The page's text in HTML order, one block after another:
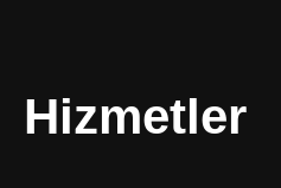
Hizmetler